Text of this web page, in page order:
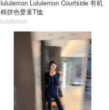
lululemon Lululemon Courtside 有机
棉拼色婴童T恤
lululemon